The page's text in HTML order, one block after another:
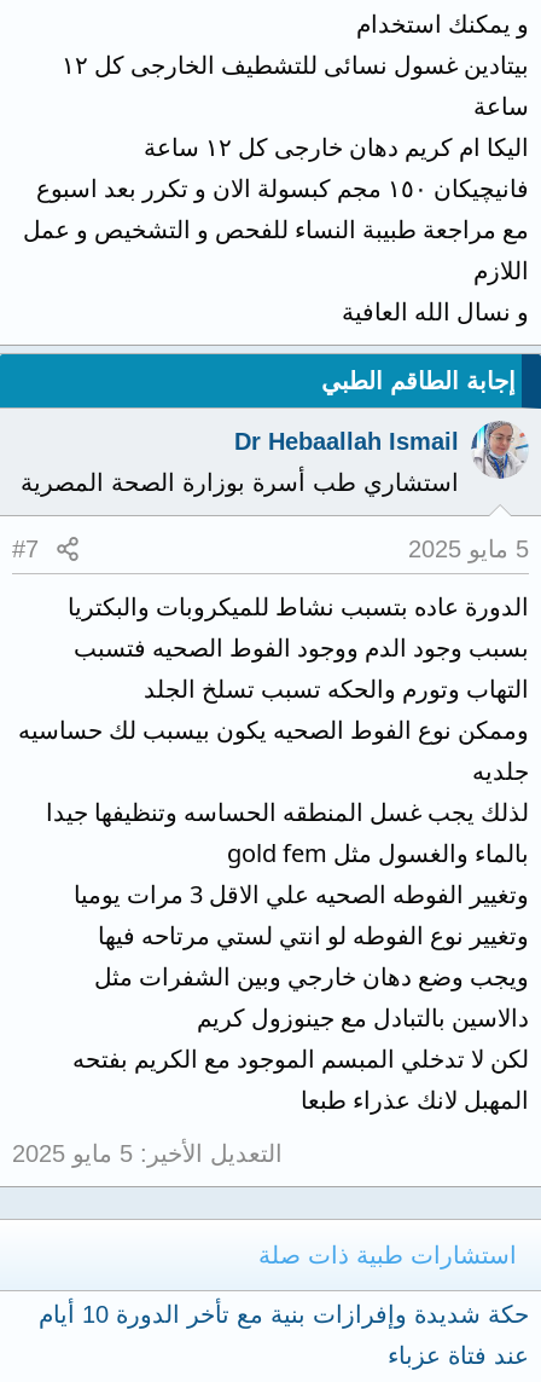
و يمكنك استخدام
بيتادين غسول نسائى للتشطيف الخارجى كل ١٢
ساعة
اليكا ام كريم دهان خارجى كل ١٢ ساعة
فانيچيكان ١٥٠ مجم كبسولة الان و تكرر بعد اسبوع
مع مراجعة طبيبة النساء للفحص و التشخيص و عمل
اللازم
و نسال الله العافية
إجابة الطاقم الطبي
Dr Hebaallah Ismail
استشاري طب أسرة بوزارة الصحة المصرية
5 مايو 2025 #7
الدورة عاده بتسبب نشاط للميكروبات والبكتريا
بسبب وجود الدم ووجود الفوط الصحيه فتسبب
التهاب وتورم والحكه تسبب تسلخ الجلد
وممكن نوع الفوط الصحيه يكون بيسبب لك حساسيه
جلديه
لذلك يجب غسل المنطقه الحساسه وتنظيفها جيدا
بالماء والغسول مثل gold fem
وتغيير الفوطه الصحيه علي الاقل 3 مرات يوميا
وتغيير نوع الفوطه لو انتي لستي مرتاحه فيها
ويجب وضع دهان خارجي وبين الشفرات مثل
دالاسين بالتبادل مع جينوزول كريم
لكن لا تدخلي المبسم الموجود مع الكريم بفتحه
المهبل لانك عذراء طبعا
التعديل الأخير: 5 مايو 2025
استشارات طبية ذات صلة
حكة شديدة وإفرازات بنية مع تأخر الدورة 10 أيام
عند فتاة عزباء